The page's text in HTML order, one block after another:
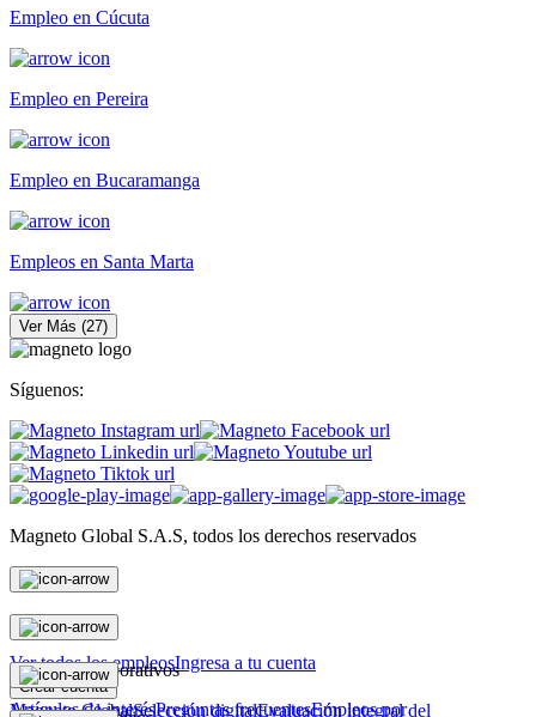
Empleo en Cúcuta
Empleo en Pereira
Empleo en Bucaramanga
Empleos en Santa Marta
Ver Más (27)
Síguenos:
Magneto Global S.A.S, todos los derechos reservados
Personas
Ver todos los empleosIngresa a tu cuenta
Crear cuenta
Artículos de interésPreguntas frecuentesEmpleos por
Magneto Corporativos
Magneto GlobalSelección digitalEvaluación integral del